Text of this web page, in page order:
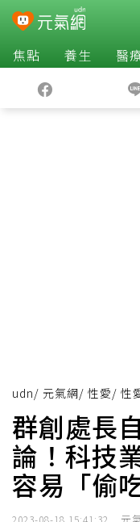
焦點 養生 醫
udn/ 元氣網/ 性愛/ 性
群創處長
論！科技
容易「偷